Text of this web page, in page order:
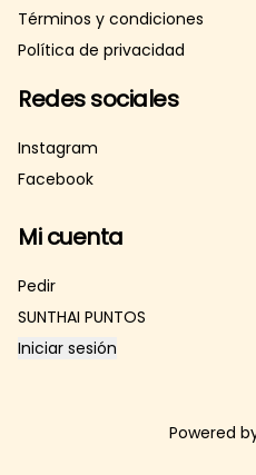
Términos y condiciones
Política de privacidad
Redes sociales
Instagram
Facebook
Mi cuenta
Pedir
SUNTHAI PUNTOS
Iniciar sesión
Powered